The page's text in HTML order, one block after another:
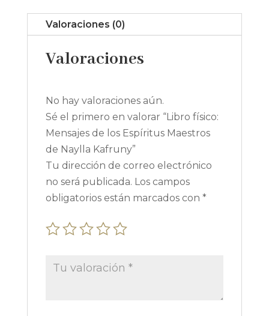
Kafruny
Valoraciones (0)
Valoraciones
No hay valoraciones aún.
Sé el primero en valorar “Libro físico:
Mensajes de los Espíritus Maestros
de Naylla Kafruny”
Tu dirección de correo electrónico
no será publicada. Los campos
obligatorios están marcados con *